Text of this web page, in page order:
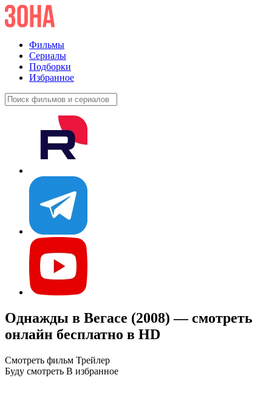
Фильмы
Сериалы
Подборки
Избранное
Однажды в Вегасе (2008) — смотреть
онлайн бесплатно в HD
Смотреть фильм Трейлер
Буду смотреть В избранное